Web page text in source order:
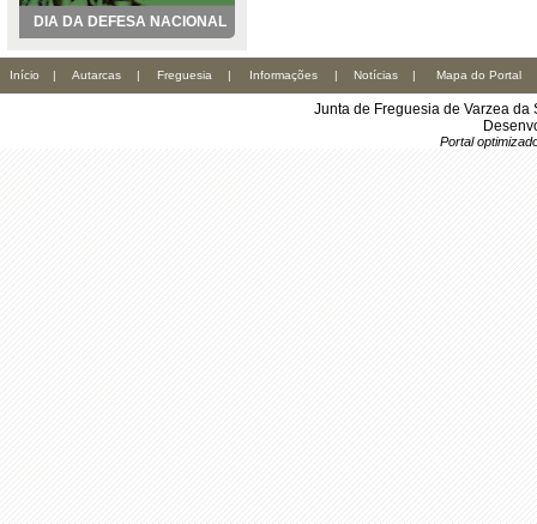
DIA DA DEFESA NACIONAL
Início | Autarcas | Freguesia | Informações | Notícias | Mapa do Portal
Junta de Freguesia de Varzea
Portal